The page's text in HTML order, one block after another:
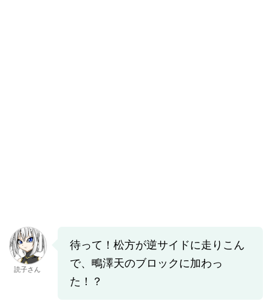
読子さん
待って！松方が逆サイドに走りこん
で、鴫澤天のブロックに加わっ
た！？